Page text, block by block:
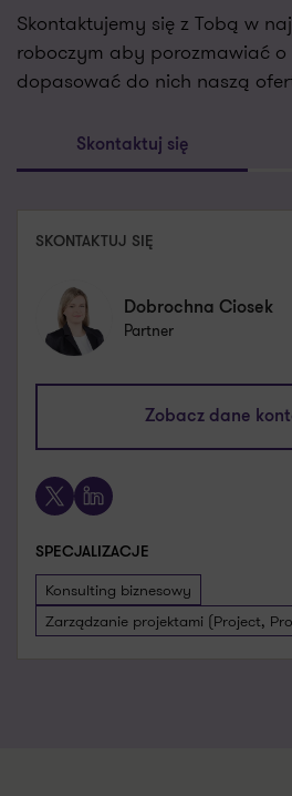
Skontaktujemy się z Tobą w
roboczym aby porozmawiać
dopasować do nich naszą
Skontaktuj się
SKONTAKTUJ SIĘ
Dobrochna Ciosek
Partner
Zobacz dane
X LinkedIn
SPECJALIZACJE
Konsulting biznesowy